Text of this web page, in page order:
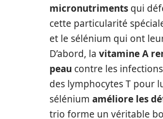
micronutriments qui
cette particularité
et le sélénium qui ont
D’abord, la vitamine A
peau contre les
des lymphocytes T pour
sélénium améliore les
trio forme un véritable